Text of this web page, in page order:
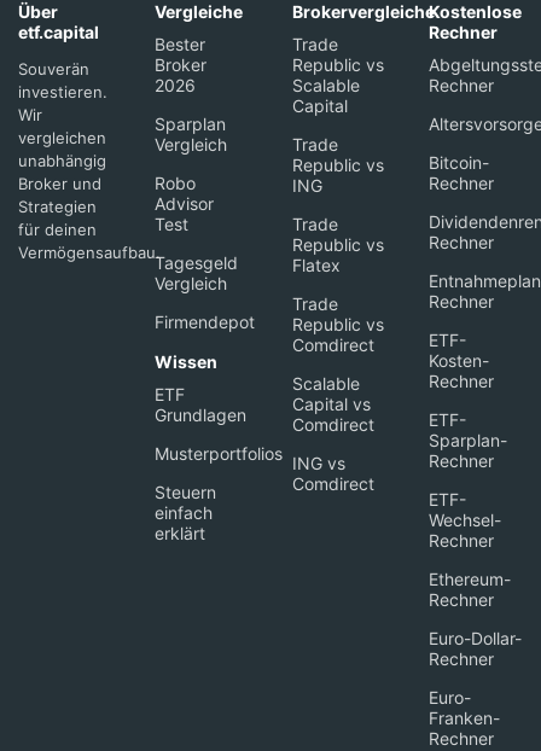
Über
etf.capital
Souverän
investieren.
Wir
vergleichen
unabhängig
Broker und
Strategien
für deinen
Vermögensaufbau.
Vergleiche
Bester
Broker
2026
Sparplan
Vergleich
Robo
Advisor
Test
Tagesgeld
Vergleich
Firmendepot
Wissen
ETF
Grundlagen
Musterportfolios
Steuern
einfach
erklärt
Brokervergleiche
Trade
Republic vs
Scalable
Capital
Trade
Republic vs
ING
Trade
Republic vs
Flatex
Trade
Republic vs
Comdirect
Scalable
Capital vs
Comdirect
ING vs
Comdirect
Kostenlose
Rechner
Rechner
Bitcoin-
Rechner
Rechner
Rechner
ETF-
Kosten-
Rechner
ETF-
Sparplan-
Rechner
ETF-
Wechsel-
Rechner
Ethereum-
Rechner
Euro-Dollar-
Rechner
Euro-
Franken-
Rechner